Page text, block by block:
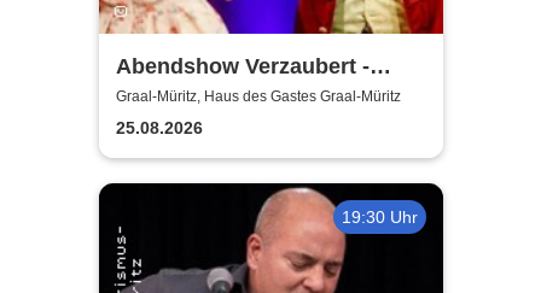
Abendshow Verzaubert -
Magier Jalin Alfar in Graal-
Müritz
Graal-Müritz, Haus des Gastes Graal-Müritz
25.08.2026
19:30 Uhr